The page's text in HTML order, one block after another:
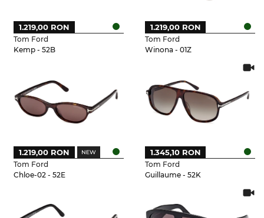
Tom Ford
Kemp - 52B
1.219,00 RON
Tom Ford
Winona - 01Z
1.219,00 RON
Tom Ford
Chloe-02 - 52E
1.219,00 RON
Tom Ford
Guillaume - 52K
1.345,10 RON